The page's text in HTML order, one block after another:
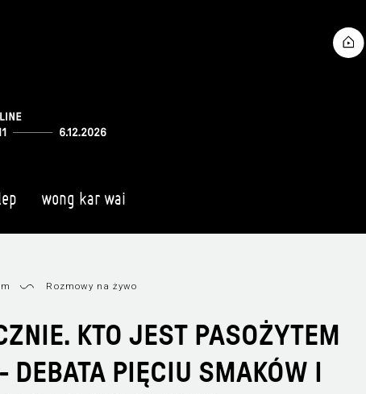
wong kar wai
Rozmowy na żywo
KTO JEST PASOŻYTEM
PIĘCIU SMAKÓW I